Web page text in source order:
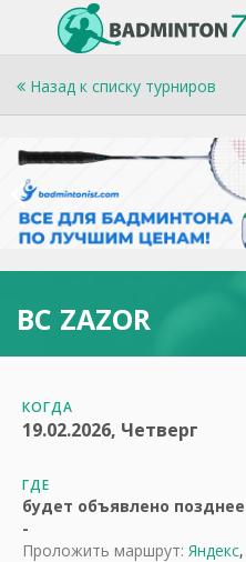
Назад к списку турниров
BC ZAZOR
КОГДА
19.02.2026, Четверг
ГДЕ
будет объявлено позднее
-
Проложить маршрут: Яндекс,